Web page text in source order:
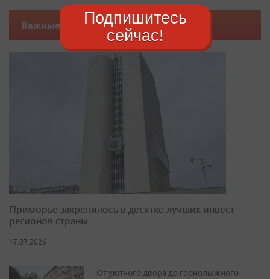
Важные новости
Приморье закрепилось в десятке лучших инвест-
регионов страны
17.07.2026
От уютного двора до горнолыжного
Подпишитесь
сейчас!